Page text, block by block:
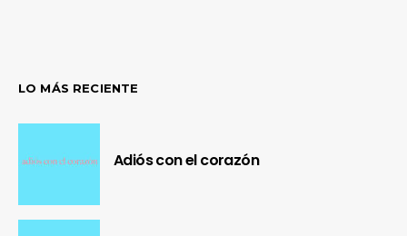
LO MÁS RECIENTE
Adiós con el corazón